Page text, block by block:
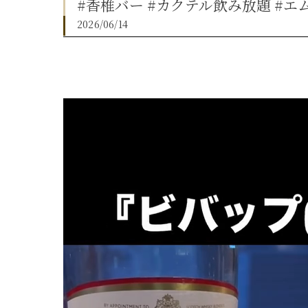
#香椎バー #カクテル飲み放題 #エ
2026/06/14